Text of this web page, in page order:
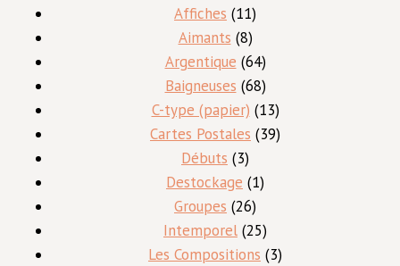
produits
Affiches 1111
produits
Aimants 88
produits
Argentique 6464
produits
Baigneuses 6868
produits
C-type (papier) 1313
produits
Cartes Postales 3939
Débuts 33
produits
Destockage 11
Groupes 2626
produits
Intemporel 2525
produits
Les Compositions 33